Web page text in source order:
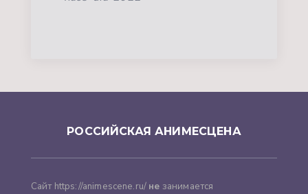
РОССИЙСКАЯ АНИМЕСЦЕНА
Сайт https://animescene.ru/ не занимается